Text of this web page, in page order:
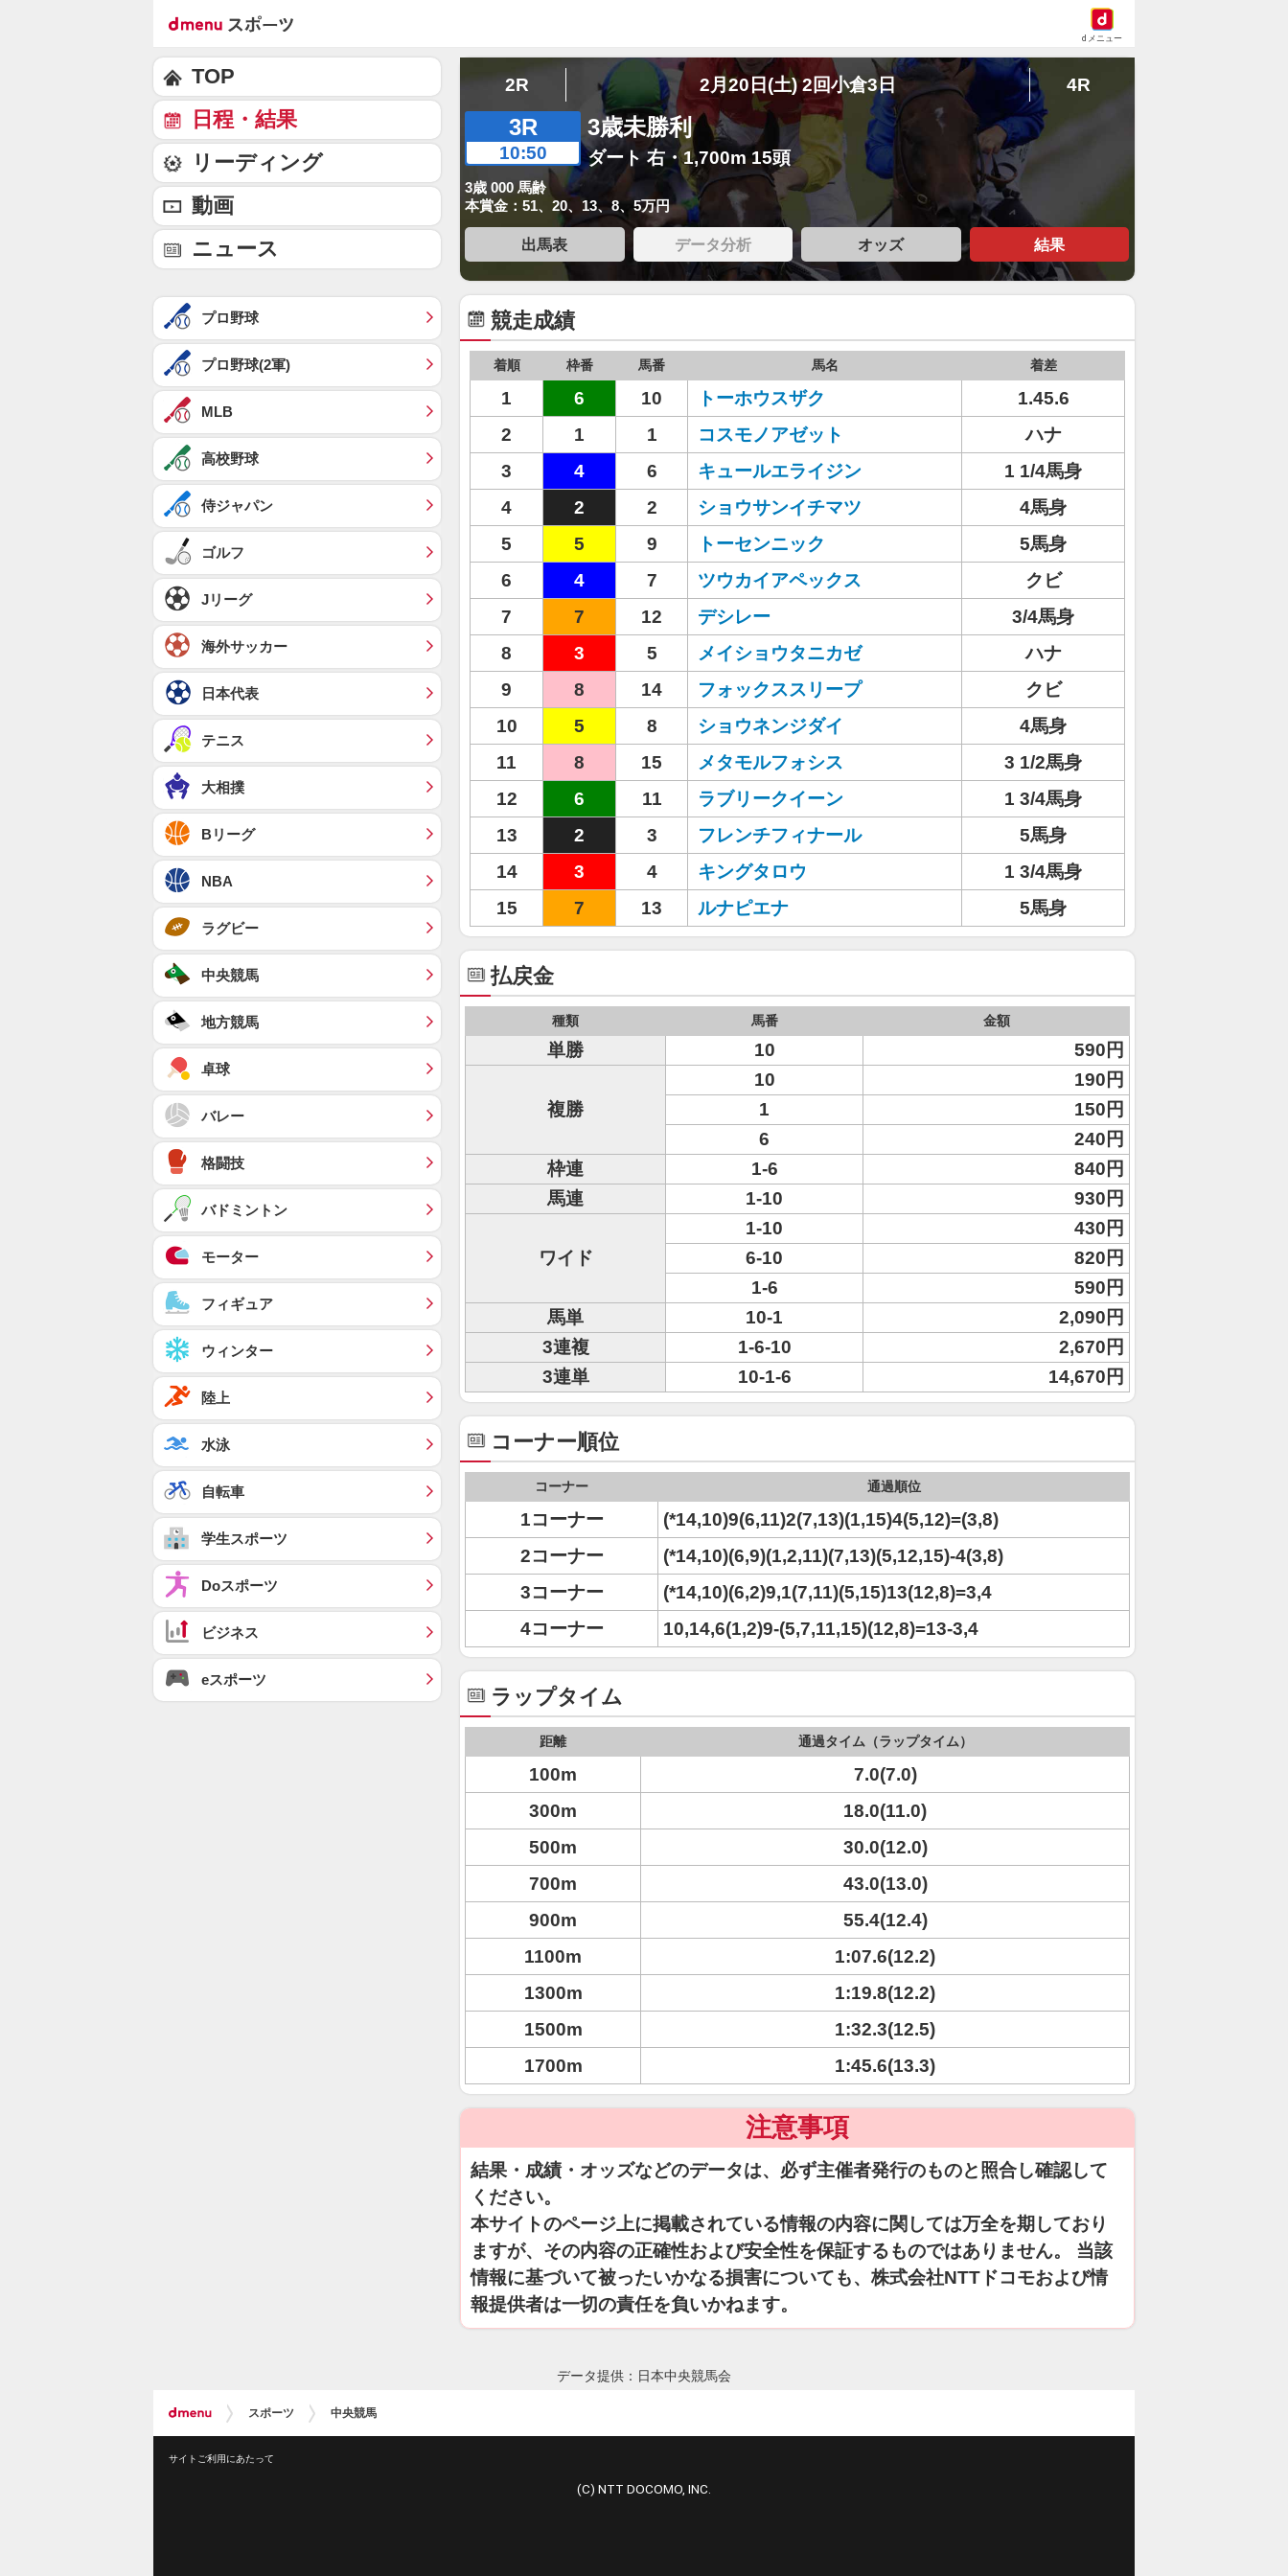
dメニュー
2R 2月20日(土) 2回小倉3日 4R
3R
10:50
3歳未勝利
ダート 右・1,700m 15頭
3歳 000 馬齢
本賞金：51、20、13、8、5万円
出馬表 データ分析 オッズ 結果
競走成績
着順 枠番 馬番 馬名 着差
1 6 10 トーホウスザク
1.45.6
2
1 1 コスモノアゼット
ハナ
3
4 6 キュールエライジン
1 1/4馬身
4
2 2 ショウサンイチマツ
4馬身
5
5 9 トーセンニック
5馬身
6
4 7 ツウカイアペックス
クビ
7
7 12 デシレー
3/4馬身
8
3 5 メイショウタニカゼ
ハナ
9
8 14 フォックススリープ
クビ
10
5 8 ショウネンジダイ
4馬身
11
8 15 メタモルフォシス
3 1/2馬身
12
6 11 ラブリークイーン
1 3/4馬身
13
2 3 フレンチフィナール
5馬身
14
3 4 キングタロウ
1 3/4馬身
15
7 13 ルナピエナ 5馬身
払戻金
種類 馬番 金額
単勝 10 590円
複勝
10
190円
1
150円
6
240円
枠連
1-6
840円
馬連
1-10 930円
ワイド
1-10
430円
6-10
820円
1-6
590円
馬単
10-1
2,090円
3連複
1-6-10
2,670円
3連単
10-1-6 14,670円
コーナー順位
コーナー 通過順位
1コーナー
(*14,10)9(6,11)2(7,13)(1,15)4(5,12)=(3,8)
2コーナー
(*14,10)(6,9)(1,2,11)(7,13)(5,12,15)-4(3,8)
3コーナー
(*14,10)(6,2)9,1(7,11)(5,15)13(12,8)=3,4
4コーナー
10,14,6(1,2)9-(5,7,11,15)(12,8)=13-3,4
ラップタイム
距離 通過タイム（ラップタイム）
100m
7.0(7.0)
300m
18.0(11.0)
500m
30.0(12.0)
700m
43.0(13.0)
900m
55.4(12.4)
1100m
1:07.6(12.2)
1300m
1:19.8(12.2)
1500m
1:32.3(12.5)
1700m
1:45.6(13.3)
注意事項
結果・成績・オッズなどのデータは、必ず主催者発行のものと照合し確認して
ください。
本サイトのページ上に掲載されている情報の内容に関しては万全を期しており
ますが、その内容の正確性および安全性を保証するものではありません。 当該
情報に基づいて被ったいかなる損害についても、株式会社NTTドコモおよび情
報提供者は一切の責任を負いかねます。
TOP
日程・結果
リーディング
動画
ニュース
プロ野球
プロ野球(2軍)
MLB
高校野球
侍ジャパン
ゴルフ
Jリーグ
海外サッカー
日本代表
テニス
大相撲
Bリーグ
NBA
ラグビー
中央競馬
地方競馬
卓球
バレー
格闘技
バドミントン
モーター
フィギュア
ウィンター
陸上
水泳
自転車
学生スポーツ
Doスポーツ
ビジネス
eスポーツ
データ提供：日本中央競馬会
スポーツ 中央競馬
サイトご利用にあたって
(C) NTT DOCOMO, INC.